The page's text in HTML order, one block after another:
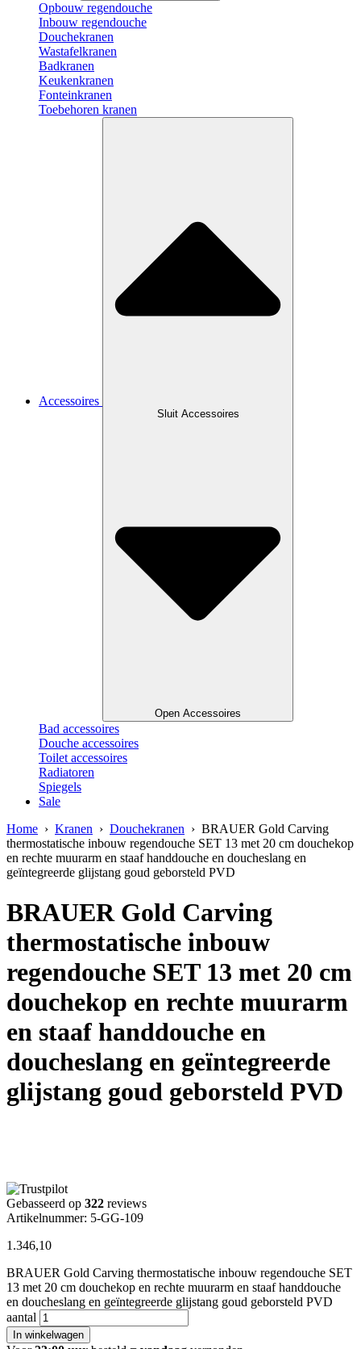
Opbouw regendouche
Inbouw regendouche
Douchekranen
Wastafelkranen
Badkranen
Keukenkranen
Fonteinkranen
Toebehoren kranen
Accessoires
Sluit Accessoires
Open Accessoires
Bad accessoires
Douche accessoires
Toilet accessoires
Radiatoren
Spiegels
Sale
Home › Kranen › Douchekranen › BRAUER Gold Carving
thermostatische inbouw regendouche SET 13 met 20 cm douchekop
en rechte muurarm en staaf handdouche en doucheslang en
geïntegreerde glijstang goud geborsteld PVD
BRAUER Gold Carving
thermostatische inbouw
regendouche SET 13 met 20 cm
douchekop en rechte muurarm
en staaf handdouche en
doucheslang en geïntegreerde
glijstang goud geborsteld PVD
Gebasseerd op 322 reviews
Artikelnummer: 5-GG-109
1.346,10
BRAUER Gold Carving thermostatische inbouw regendouche SET
13 met 20 cm douchekop en rechte muurarm en staaf handdouche
en doucheslang en geïntegreerde glijstang goud geborsteld PVD
aantal
In winkelwagen